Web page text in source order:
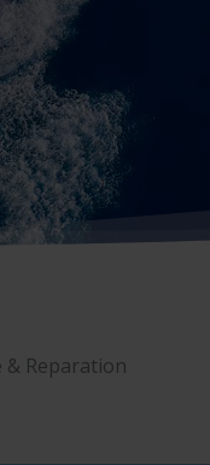
& Reparation